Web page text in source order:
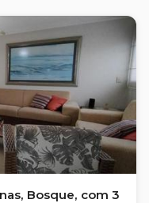
Bosque, com 3